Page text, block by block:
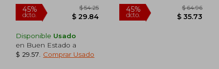
45%
dcto. $ 20.32
45%
dcto. $
Disponible Usado
en Buen Estado a
$ 29.57
Comprar Usado